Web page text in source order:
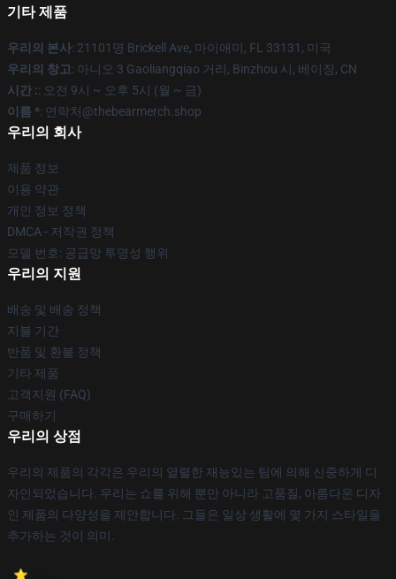
기타 제품
우리의 본사: 21101명 Brickell Ave, 마이애미, FL 33131, 미국
우리의 창고: 아니오 3 Gaoliangqiao 거리, Binzhou 시, 베이징, CN
시간 :: 오전 9시 ~ 오후 5시 (월 ~ 금)
이름 *: 연락처@thebearmerch.shop
우리의 회사
제품 정보
이용 약관
개인 정보 정책
DMCA - 저작권 정책
모델 번호: 공급망 투명성 행위
우리의 지원
배송 및 배송 정책
지불 기간
반품 및 환불 정책
기타 제품
고객지원 (FAQ)
구매하기
우리의 상점
우리의 제품의 각각은 우리의 열렬한 재능있는 팀에 의해 신중하게 디
자인되었습니다. 우리는 쇼를 위해 뿐만 아니라 고품질, 아름다운 디자
인 제품의 다양성을 제안합니다. 그들은 일상 생활에 몇 가지 스타일을
추가하는 것이 의미.